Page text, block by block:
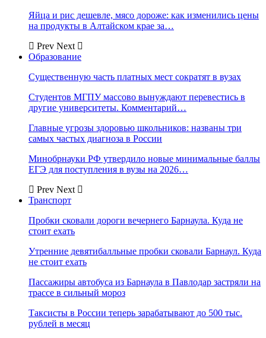
Яйца и рис дешевле, мясо дороже: как изменились цены
на продукты в Алтайском крае за…
Prev Next
Образование
Существенную часть платных мест сократят в вузах
Студентов МГПУ массово вынуждают перевестись в
другие университеты. Комментарий…
Главные угрозы здоровью школьников: названы три
самых частых диагноза в России
Минобрнауки РФ утвердило новые минимальные баллы
ЕГЭ для поступления в вузы на 2026…
Prev Next
Транспорт
Пробки сковали дороги вечернего Барнаула. Куда не
стоит ехать
Утренние девятибалльные пробки сковали Барнаул. Куда
не стоит ехать
Пассажиры автобуса из Барнаула в Павлодар застряли на
трассе в сильный мороз
Таксисты в России теперь зарабатывают до 500 тыс.
рублей в месяц